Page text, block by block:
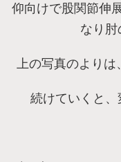
仰向けで股関節伸
なり肘
上の写真のより
続けていくと、